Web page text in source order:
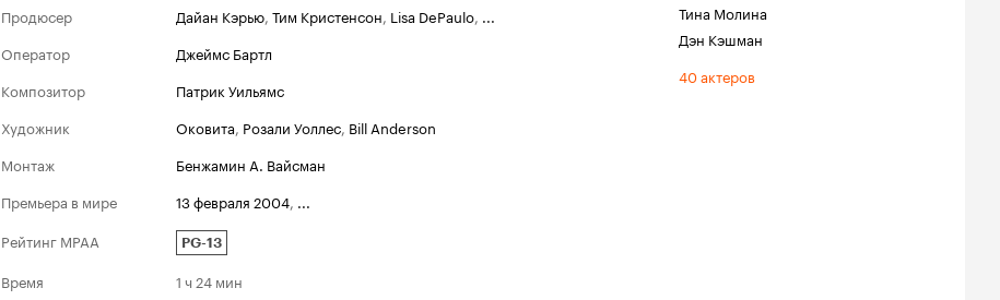
Продюсер
Дайан Кэрью, Тим Кристенсон, Lisa DePaulo, ...
Оператор
Джеймс Бартл
Композитор
Патрик Уильямс
Художник
Оковита, Розали Уоллес, Bill Anderson
Монтаж
Бенжамин А. Вайсман
Премьера в мире
13 февраля 2004, ...
Рейтинг MPAA
PG-13
Время 1 ч 24 мин
Тина Молина
Дэн Кэшман
40 актеров